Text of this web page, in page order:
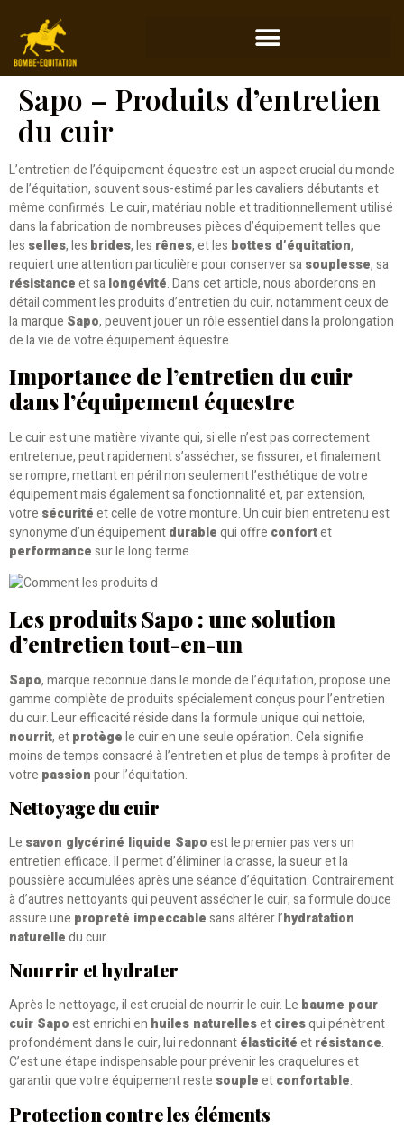
Sapo – Produits d’entretien
du cuir
L’entretien de l’équipement équestre est un aspect crucial du monde
de l’équitation, souvent sous-estimé par les cavaliers débutants et
même confirmés. Le cuir, matériau noble et traditionnellement utilisé
dans la fabrication de nombreuses pièces d’équipement telles que
les selles, les brides, les rênes, et les bottes d’équitation,
requiert une attention particulière pour conserver sasouplesse, sa
résistanceet salongévité. Dans cet article, nous aborderons en
détail comment les produits d’entretien du cuir, notamment ceux de
la marque Sapo, peuvent jouer un rôle essentiel dans la prolongation
de la vie de votre équipement équestre.
Importance de l’entretien du cuir
dans l’équipement équestre
Le cuir est une matière vivante qui, si elle n’est pas correctement
entretenue, peut rapidement s’assécher, se fissurer, et finalement
se rompre, mettant en péril non seulement l’esthétique de votre
équipement mais également sa fonctionnalité et, par extension,
votre sécuritéet celle de votre monture. Un cuir bien entretenu est
synonyme d’un équipementdurablequi offre confortet
performancesur le long terme.
Les produits Sapo : une solution
d’entretien tout-en-un
Sapo, marque reconnue dans le monde de l’équitation, propose une
gamme complète de produits spécialement conçus pour l’entretien
du cuir. Leur efficacité réside dans la formule unique qui nettoie,
nourrit, etprotègele cuir en une seule opération. Cela signifie
moins de temps consacré à l’entretien et plus de temps à profiter de
votre passionpour l’équitation.
Nettoyage du cuir
Le savon glycériné liquide Sapoest le premier pas vers un
entretien efficace. Il permet d’éliminer la crasse, la sueur et la
poussière accumulées après une séance d’équitation. Contrairement
à d’autres nettoyants qui peuvent assécher le cuir, sa formule douce
assure une propreté impeccablesans altérer l’hydratation
naturelledu cuir.
Nourrir et hydrater
Après le nettoyage, il est crucial de nourrir le cuir. Le baume pour
cuir Sapoest enrichi en huiles naturellesetciresqui pénètrent
profondément dans le cuir, lui redonnantélasticitéetrésistance.
C’est une étape indispensable pour prévenir les craquelures et
garantir que votre équipement reste soupleetconfortable.
Protection contre les éléments